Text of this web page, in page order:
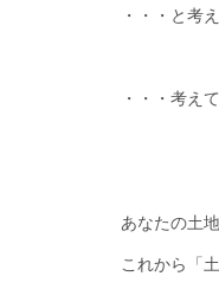
・・・と考
・・・考え
あなたの土
これから「